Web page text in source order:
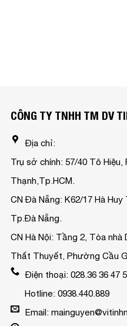
CÔNG TY TNHH TM DV
Địa chỉ:
Trụ sở chính: 57/40 Tô Hiệu,
Thạnh,Tp.HCM.
CN Đà Nẵng: K62/17 Hà
Tp.Đà Nẵng.
CN Hà Nội: Tầng 2, Tòa
Thất Thuyết, Phường Cầu
Điện thoại: 028.36 36 47
Hotline: 0938.440.889
Email: